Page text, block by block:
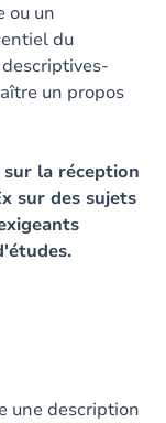
ou un
du
un propos
la réception
sur des sujets
une description